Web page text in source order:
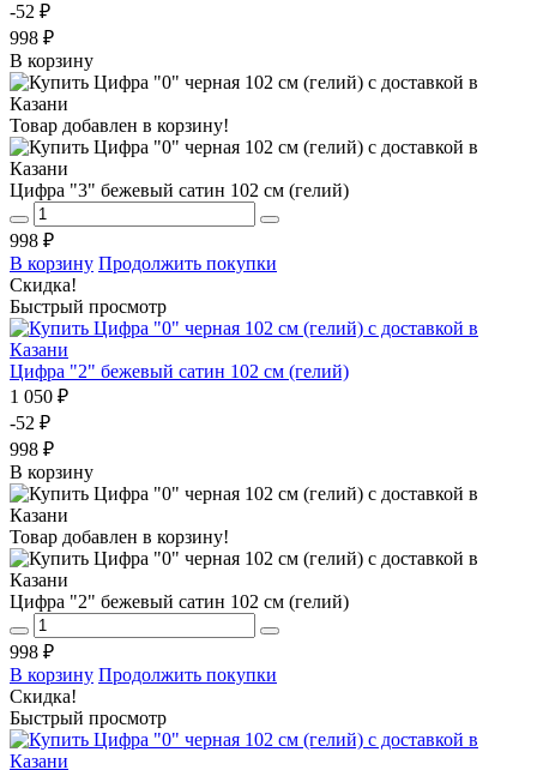
-52 ₽
998 ₽
В корзину
Товар добавлен в корзину!
Цифра "3" бежевый сатин 102 см (гелий)
998 ₽
В корзину Продолжить покупки
Скидка!
Быстрый просмотр
Цифра "2" бежевый сатин 102 см (гелий)
1 050 ₽
-52 ₽
998 ₽
В корзину
Товар добавлен в корзину!
Цифра "2" бежевый сатин 102 см (гелий)
998 ₽
В корзину Продолжить покупки
Скидка!
Быстрый просмотр